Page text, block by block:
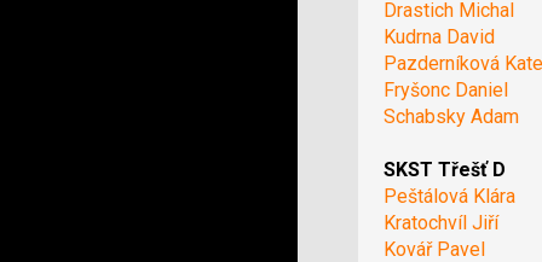
Drastich Michal
Kudrna David
Pazderníková
Fryšonc Daniel
Schabsky Adam
SKST Třešť D
Peštálová Klára
Kratochvíl Jiří
Kovář Pavel